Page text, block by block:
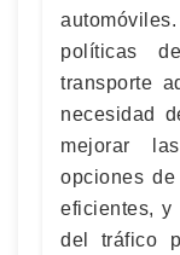
políticas
transporte
necesidad
mejorar
opciones
eficientes, y
del tráfico